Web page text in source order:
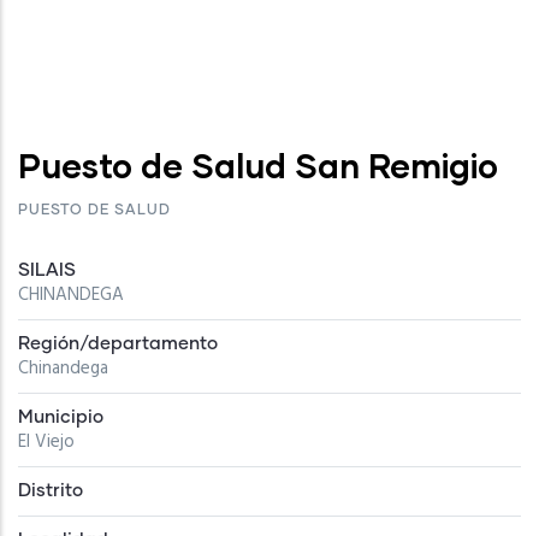
Puesto de Salud San Remigio
PUESTO DE SALUD
SILAIS
CHINANDEGA
Región/departamento
Chinandega
Municipio
El Viejo
Distrito